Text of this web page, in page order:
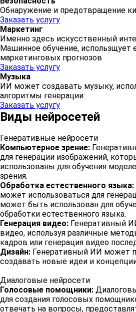
Обнаружение и предотвращение
Заказать услугу
Маркетинг
Именно здесь искусственный
Машинное обучение, использщует
маркетинговых прогнозов
Заказать услугу
Музыка
ИИ может создавать музыку,
алгоритмы генерации.
Заказать услугу
Виды нейросетей
Генеративные нейросети
Компьютерное зрение:
для генерации изображений,
использованы для обучения
зрения.
Обработка естественного языка:
может использоваться для
может быть использован для
обработки естественного языка.
Генерация видео: Генеративный
видео, используя различные
кадров или генерация видео
Дизайн: Генеративный ИИ может
создавать новые идеи и
Диалоговые нейросети
Голосовые помощники:
для создания голосовых
отвечать на вопросы,